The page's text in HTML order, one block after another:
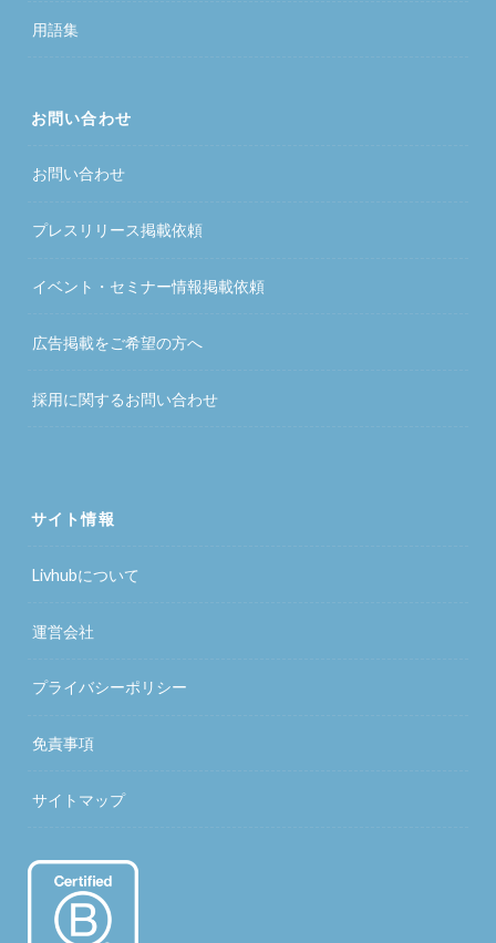
用語集
お問い合わせ
お問い合わせ
プレスリリース掲載依頼
イベント・セミナー情報掲載依頼
広告掲載をご希望の方へ
採用に関するお問い合わせ
サイト情報
Livhubについて
運営会社
プライバシーポリシー
免責事項
サイトマップ